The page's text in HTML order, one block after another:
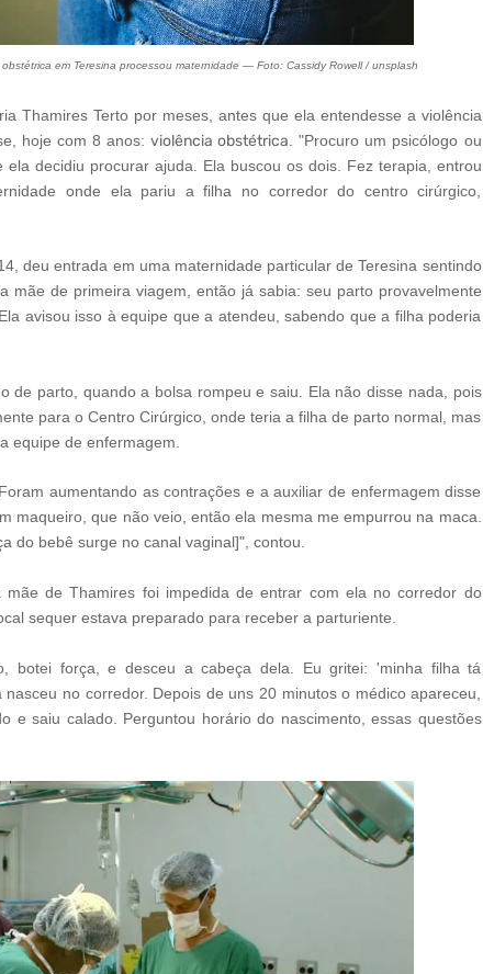
em Teresina processou maternidade — Foto: Cassidy Rowell / unsplash
Thamires Terto por meses, antes que ela entendesse a violência
hoje com 8 anos:violência obstétrica. "Procuro um psicólogo ou
decidiu procurar ajuda. Ela buscou os dois. Fez terapia, entrou
onde ela pariu a filha no corredor do centro cirúrgico,
deu entrada em uma maternidade particular de Teresina sentindo
mãe de primeira viagem, então já sabia: seu parto provavelmente
avisou isso à equipe que a atendeu, sabendo que a filha poderia
de parto, quando a bolsa rompeu e saiu. Ela não disse nada, pois
para o Centro Cirúrgico, onde teria a filha de parto normal, mas
equipe de enfermagem.
aumentando as contrações e a auxiliar de enfermagem disse
maqueiro, que não veio, então ela mesma me empurrou na maca.
do bebê surge no canal vaginal]", contou.
de Thamires foi impedida de entrar com ela no corredor do
sequer estava preparado para receber a parturiente.
botei força, e desceu a cabeça dela. Eu gritei: 'minha filha tá
no corredor. Depois de uns 20 minutos o médico apareceu,
e saiu calado. Perguntou horário do nascimento, essas questões